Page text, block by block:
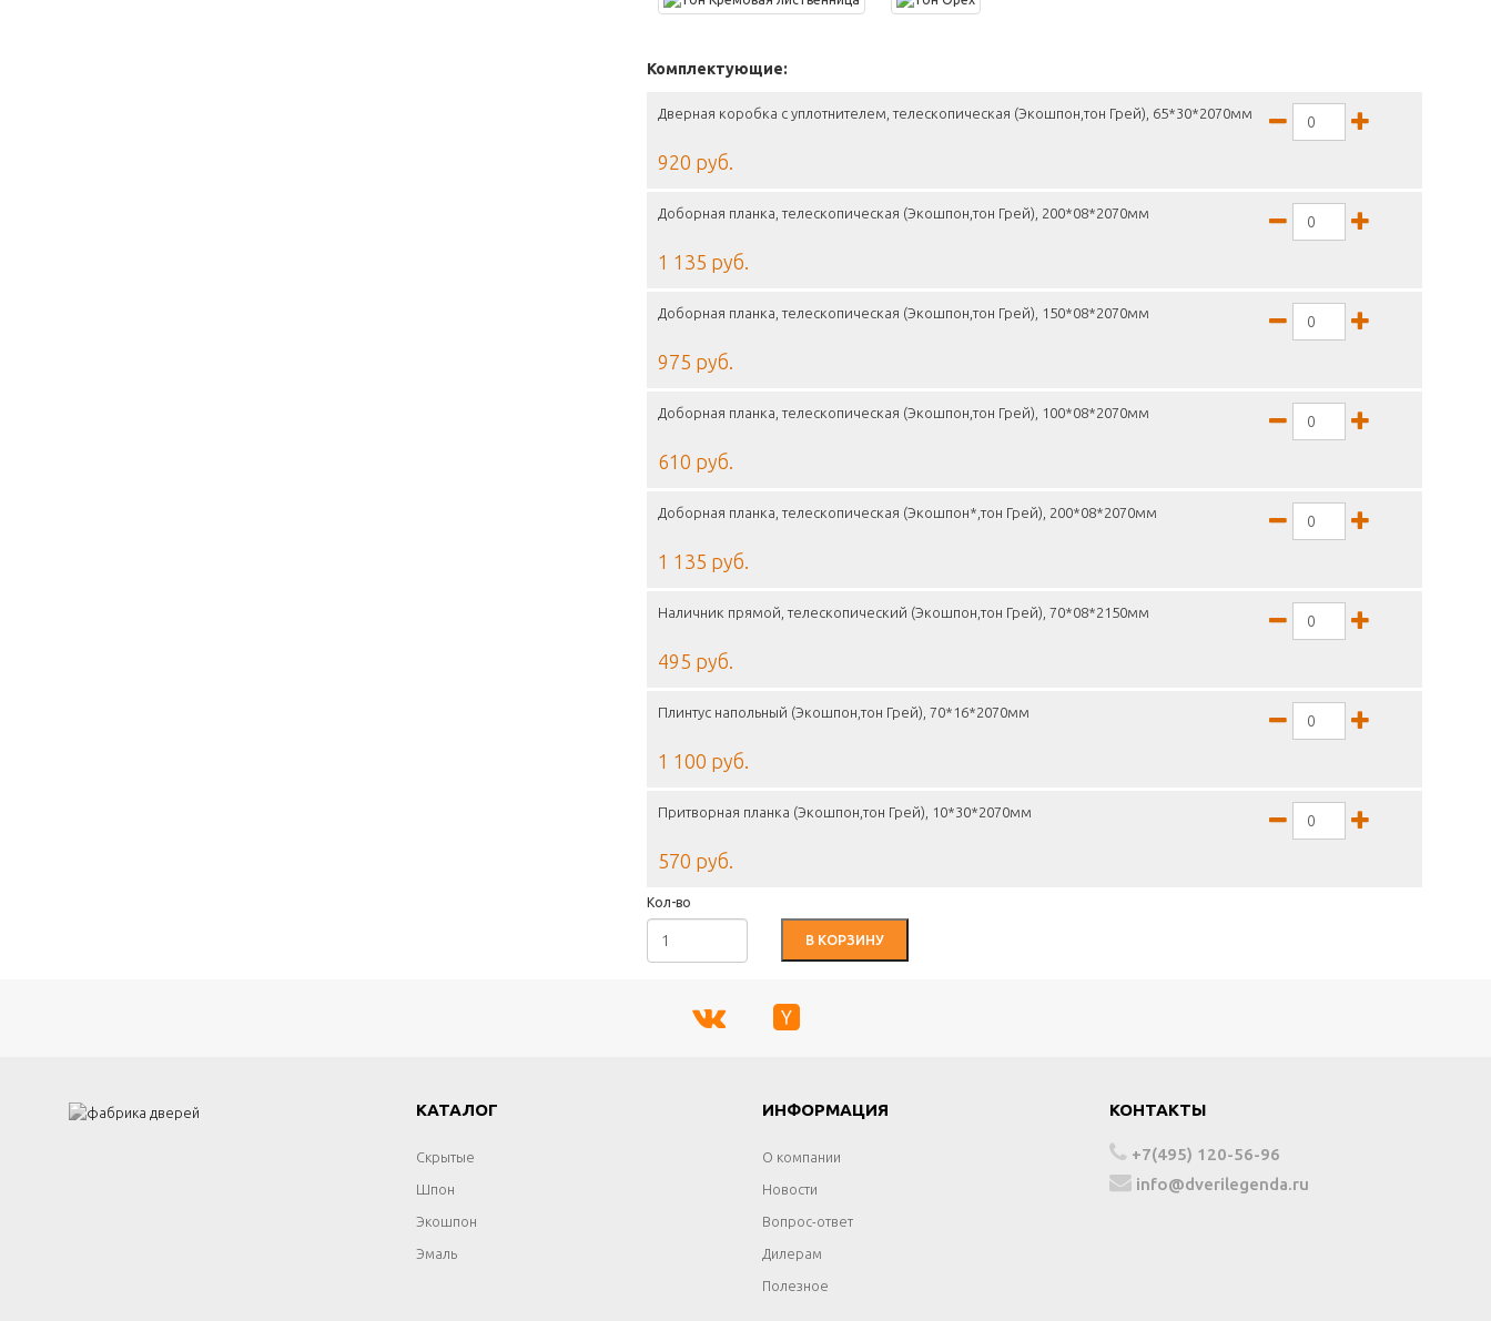
Комплектующие:
Дверная коробка с уплотнителем, телескопическая (Экошпон,тон Грей), 65*30*2070мм
920 руб.
Доборная планка, телескопическая (Экошпон,тон Грей), 200*08*2070мм
1 135 руб.
Доборная планка, телескопическая (Экошпон,тон Грей), 150*08*2070мм
975 руб.
Доборная планка, телескопическая (Экошпон,тон Грей), 100*08*2070мм
610 руб.
Доборная планка, телескопическая (Экошпон*,тон Грей), 200*08*2070мм
1 135 руб.
Наличник прямой, телескопический (Экошпон,тон Грей), 70*08*2150мм
495 руб.
Плинтус напольный (Экошпон,тон Грей), 70*16*2070мм
1 100 руб.
Притворная планка (Экошпон,тон Грей), 10*30*2070мм
570 руб.
Кол-во
В КОРЗИНУ
КАТАЛОГ
Скрытые
Шпон
Экошпон
Эмаль
ИНФОРМАЦИЯ
О компании
Новости
Вопрос-ответ
Дилерам
Полезное
КОНТАКТЫ
+7(495) 120-56-96
info@dverilegenda.ru